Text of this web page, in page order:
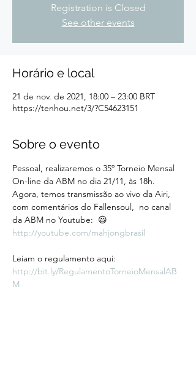
Registration is Closed
See other events
Horário e local
21 de nov. de 2021, 18:00 – 23:00 BRT
https://tenhou.net/3/?C54623151
Sobre o evento
Pessoal, realizaremos o 35º Torneio Mensal
On-line da ABM no dia 21/11, às 18h.
Agora, temos transmissão ao vivo da Airi,
com comentários do Fallensoul,  no canal
da ABM no Youtube: 😃
http://youtube.com/mahjongbrasil
Leiam o regulamento aqui:
http://bit.ly/RegulamentoTorneioMensalAB
M